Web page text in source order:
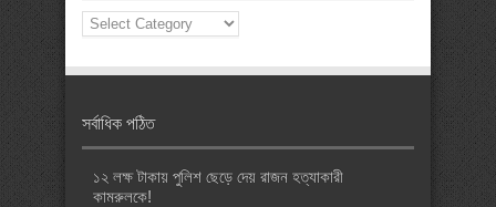
News
Categories
সর্বাধিক পঠিত
১২ লক্ষ টাকায় পুলিশ ছেড়ে দেয় রাজন হত্যাকারী
কামরুলকে!